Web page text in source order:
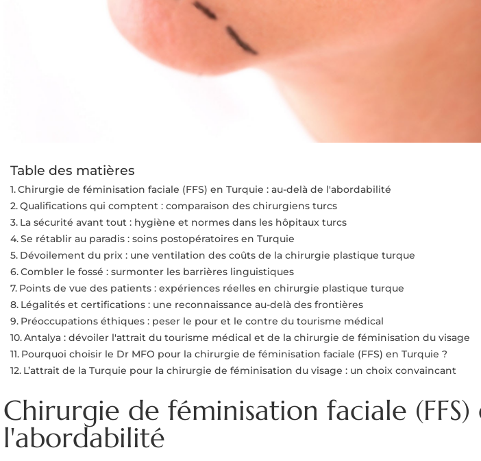
Table des matières
Chirurgie de féminisation faciale (FFS) en Turquie : au-delà de l'abordabilité
Qualifications qui comptent : comparaison des chirurgiens turcs
La sécurité avant tout : hygiène et normes dans les hôpitaux turcs
Se rétablir au paradis : soins postopératoires en Turquie
Dévoilement du prix : une ventilation des coûts de la chirurgie plastique turque
Combler le fossé : surmonter les barrières linguistiques
Points de vue des patients : expériences réelles en chirurgie plastique turque
Légalités et certifications : une reconnaissance au-delà des frontières
Préoccupations éthiques : peser le pour et le contre du tourisme médical
Antalya : dévoiler l'attrait du tourisme médical et de la chirurgie de féminisation du visage
Pourquoi choisir le Dr MFO pour la chirurgie de féminisation faciale (FFS) en Turquie ?
L’attrait de la Turquie pour la chirurgie de féminisation du visage : un choix convaincant
Chirurgie de féminisation faciale
l'abordabilité